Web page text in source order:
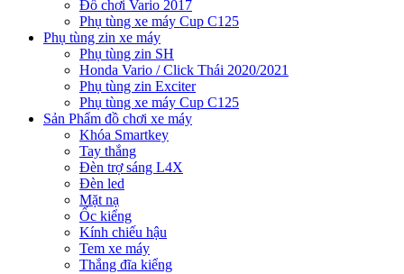
Đồ chơi Vario 2017
Phụ tùng xe máy Cup C125
Phụ tùng zin xe máy
Phụ tùng zin SH
Honda Vario / Click Thái 2020/2021
Phụ tùng zin Exciter
Phụ tùng xe máy Cup C125
Sản Phẩm đồ chơi xe máy
Khóa Smartkey
Tay thắng
Đèn trợ sáng L4X
Đèn led
Mặt nạ
Ốc kiểng
Kính chiếu hậu
Tem xe máy
Thắng đĩa kiểng